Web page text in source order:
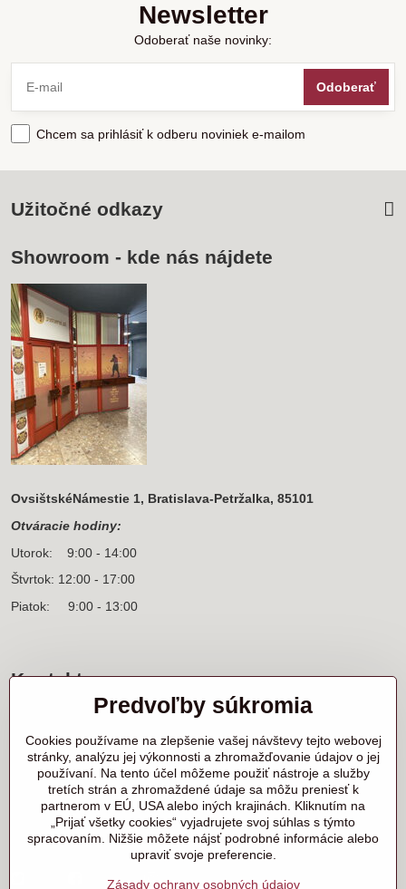
Newsletter
Odoberať naše novinky:
Odoberať
Chcem sa prihlásiť k odberu noviniek e-mailom
Užitočné odkazy
Showroom - kde nás nájdete
OvsištskéNámestie 1, Bratislava-Petržalka, 85101
Otváracie hodiny:
Utorok: 9:00 - 14:00
Štvrtok: 12:00 - 17:00
Piatok: 9:00 - 13:00
Kontakt
Sídlo firmy a korešpondenčná adresa
Ľanová 31
900 25 Chorvátsky Grob
+421 905 818 702 p. Marek Nerád
+421 910 919 130 p. Michal Horník
+421 910 298 457 showroom
samurai@samurai.sk
Facebook Instagram
Predvoľby súkromia
Cookies používame na zlepšenie vašej návštevy tejto webovej
stránky, analýzu jej výkonnosti a zhromažďovanie údajov o jej
používaní. Na tento účel môžeme použiť nástroje a služby
tretích strán a zhromaždené údaje sa môžu preniesť k
partnerom v EÚ, USA alebo iných krajinách. Kliknutím na
„Prijať všetky cookies“ vyjadrujete svoj súhlas s týmto
spracovaním. Nižšie môžete nájsť podrobné informácie alebo
upraviť svoje preferencie.
Zásady ochrany osobných údajov